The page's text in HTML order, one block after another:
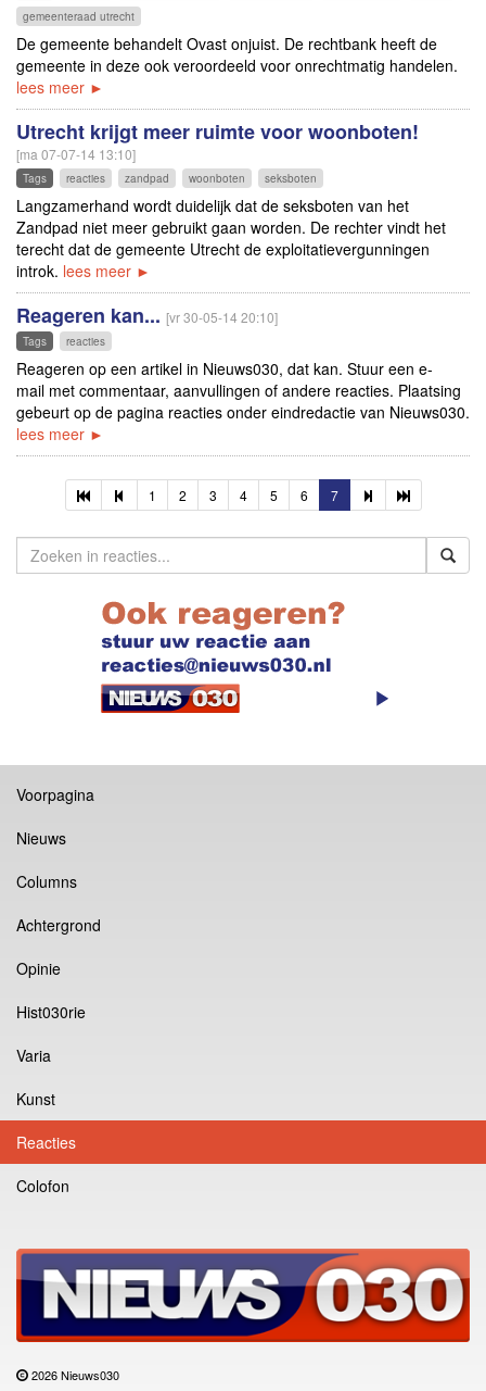
gemeenteraad utrecht
De gemeente behandelt Ovast onjuist. De rechtbank heeft de
gemeente in deze ook veroordeeld voor onrechtmatig handelen.
lees meer ►
Utrecht krijgt meer ruimte voor woonboten!
[ma 07-07-14 13:10]
Tags reacties zandpad woonboten seksboten
Langzamerhand wordt duidelijk dat de seksboten van het
Zandpad niet meer gebruikt gaan worden. De rechter vindt het
terecht dat de gemeente Utrecht de exploitatievergunningen
introk. lees meer ►
Reageren kan... [vr 30-05-14 20:10]
Tags reacties
Reageren op een artikel in Nieuws030, dat kan. Stuur een e-
mail met commentaar, aanvullingen of andere reacties. Plaatsing
gebeurt op de pagina reacties onder eindredactie van Nieuws030.
lees meer ►
1 2 3 4 5 6 7
Voorpagina
Nieuws
Columns
Achtergrond
Opinie
Hist030rie
Varia
Kunst
Reacties
Colofon
2026 Nieuws030